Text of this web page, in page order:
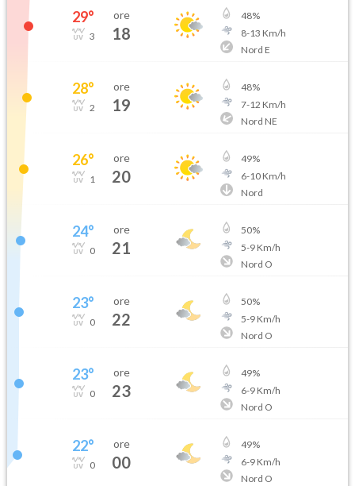
29°
3
ore
18
48%
8-13 Km/h
Nord E
28°
2
ore
19
48%
7-12 Km/h
Nord NE
26°
1
ore
20
49%
6-10Km/h
Nord
24°
0
ore
21
50%
5-9Km/h
Nord O
23°
0
ore
22
50%
5-9Km/h
Nord O
23°
0
ore
23
49%
6-9Km/h
Nord O
22°
0
ore
00
49%
6-9Km/h
Nord O